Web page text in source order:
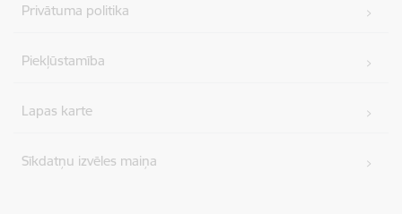
Privātuma politika
Piekļūstamība
Lapas karte
Sīkdatņu izvēles maiņa